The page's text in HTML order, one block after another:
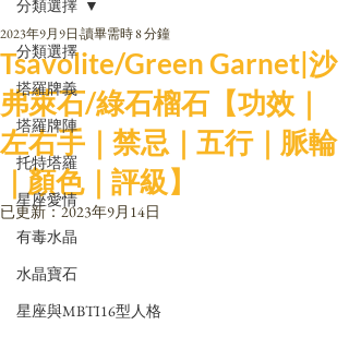
分類選擇
塔羅牌義
塔羅牌陣
托特塔羅
星座愛情
有毒水晶
水晶寶石
星座與MBTI16型人格
分類選擇
Tsavolite/Green Garnet|沙
弗萊石/綠石榴石【功效｜
左右手｜禁忌｜五行｜脈輪
｜顏色｜評級】
2023年9月9日 讀畢需時 8 分鐘
已更新：2023年9月14日